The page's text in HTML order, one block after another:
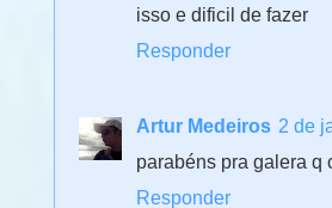
isso e dificil de fazer
Responder
Artur Medeiros 2 de
parabéns pra galera q
Responder